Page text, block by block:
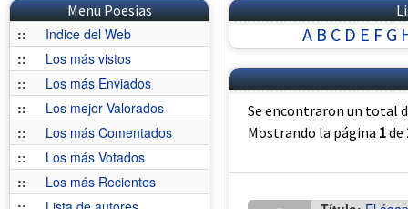
Menu Poesias
::
Indice del Web
::
Los más vistos
::
Los más Enviados
::
Los mejor Valorados
::
Los más Comentados
::
Los más Votados
::
Los más Recientes
A B C D E F G
Se encontraron un total
Mostrando la página 1de